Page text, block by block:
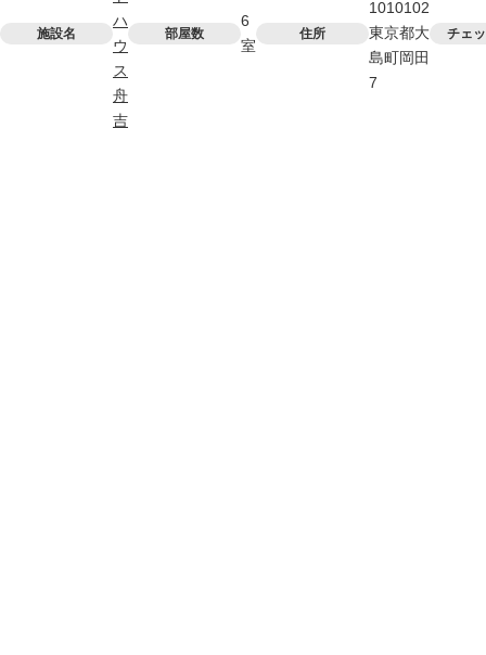
施設名
ハ
ウ
ス
舟
吉
部屋数
6
室
住所
1010102
東京都大
島町岡田
7
チェ